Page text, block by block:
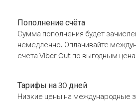
Пополнение счёта
Сумма пополнения будет
немедленно. Оплачивайте
счёта Viber Out по выгодным
Тарифы на 30 дней
Низкие цены на международные